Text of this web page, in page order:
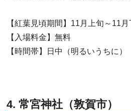
【紅葉見頃期間】11月上旬～11月
【入場料金】無料
【時間帯】日中（明るいうちに）
4. 常宮神社（敦賀市）